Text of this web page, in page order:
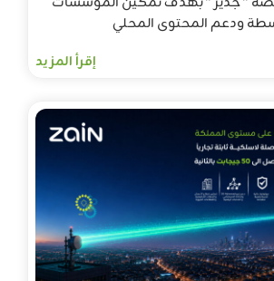
ودعم المحتوى المحلي
إقرأ المزيد